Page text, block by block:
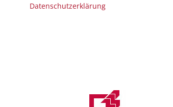
Datenschutzerklärung